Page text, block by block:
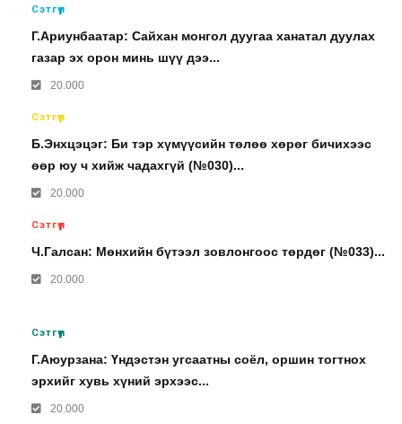
Сэтгүүл
Г.Ариунбаатар: Сайхан монгол дуугаа ханатал дуулах
газар эх орон минь шүү дээ...
20.000
Сэтгүүл
Б.Энхцэцэг: Би тэр хүмүүсийн төлөө хөрөг бичихээс
өөр юу ч хийж чадахгүй (№030)...
20.000
Сэтгүүл
Ч.Галсан: Мөнхийн бүтээл зовлонгоос төрдөг (№033)...
20.000
Сэтгүүл
Г.Аюурзана: Үндэстэн угсаатны соёл, оршин тогтнох
эрхийг хувь хүний эрхээс...
20.000